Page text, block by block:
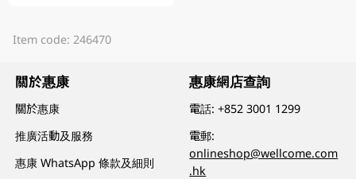
Item code: 246470
關於惠康
關於惠康
推廣活動及服務
惠康 WhatsApp 條款及細則
惠康網店查詢
電話:+852 3001 1299
電郵:
onlineshop@wellcome.com
.hk